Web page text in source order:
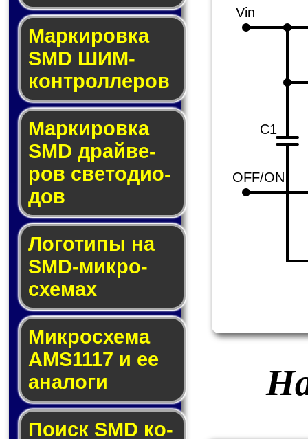
Маркировка
SMD ШИМ-
кон­трол­ле­ров
Маркировка
SMD драй­ве­
ров све­то­ди­о­
дов
Логотипы на
SMD-мик­ро­
схе­мах
Микросхема
AMS1117 и ее
ана­ло­ги
Поиск SMD ко­
Vin
C1
OFF/ON